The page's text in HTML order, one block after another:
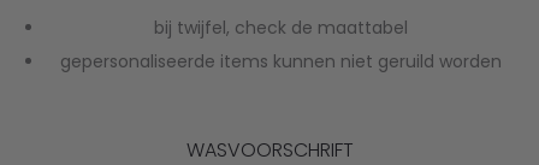
bij twijfel, check de maattabel
gepersonaliseerde items kunnen niet geruild worden
WASVOORSCHRIFT